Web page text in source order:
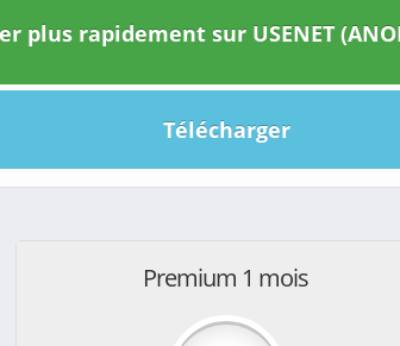
plus rapidement sur USENET
Télécharger
Premium 1 mois